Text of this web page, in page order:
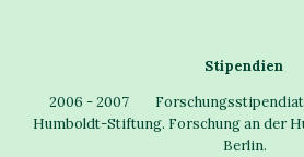
Stipendien
2006 - 2007
Humboldt-Stiftung. Forschung an der
Berlin.